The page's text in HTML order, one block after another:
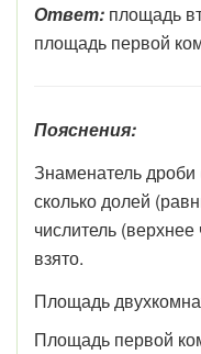
Ответ: площадь
площадь первой
Пояснения:
Знаменатель
сколько долей
числитель (верхнее
взято.
Площадь
Площадь первой